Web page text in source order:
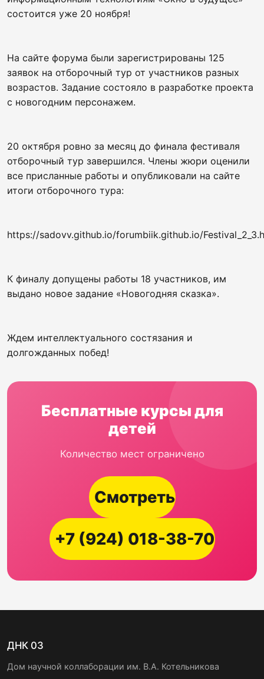
состоится уже 20 ноября!
На сайте форума были зарегистрированы 125
заявок на отборочный тур от участников разных
возрастов. Задание состояло в разработке проекта
с новогодним персонажем.
20 октября ровно за месяц до финала фестиваля
отборочный тур завершился. Члены жюри оценили
все присланные работы и опубликовали на сайте
итоги отборочного тура:
https://sadovv.github.io/forumbiik.github.io/
К финалу допущены работы 18 участников, им
выдано новое задание «Новогодняя сказка».
Ждем интеллектуального состязания и
долгожданных побед!
Бесплатные курсы для
детей
Количество мест ограничено
Смотреть
+7 (924) 018-38-70
ДНК 03
Дом научной коллаборации им. В.А. Котельникова